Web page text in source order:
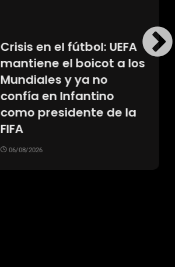
Crisis en el fútbol: UEFA
mantiene el boicot a los
Mundiales y ya no
confía en Infantino
como presidente de la
FIFA
06/08/2026